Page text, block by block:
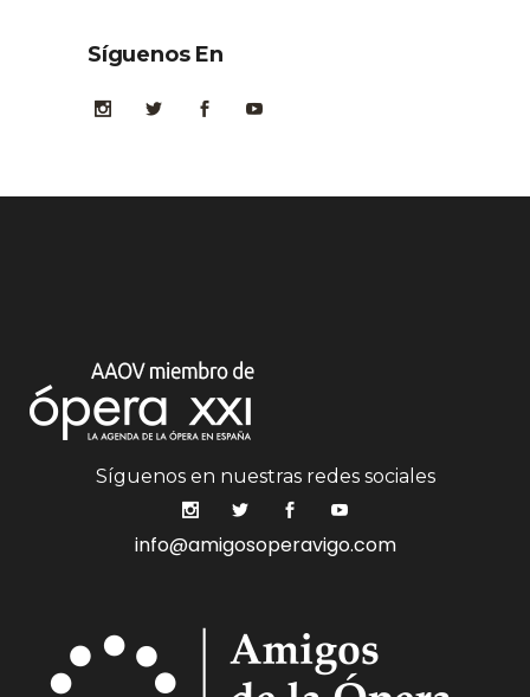
Síguenos En
Síguenos en nuestras redes sociales
info@amigosoperavigo.com